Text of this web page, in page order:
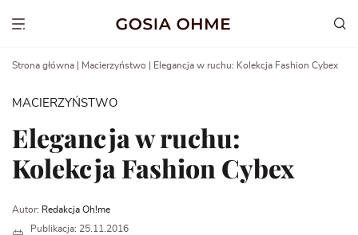
Show menu
Strona główna Macierzyństwo Elegancja w ruchu: Kolekcja Fashion Cybex
MACIERZYŃSTWO
Elegancja w ruchu:
Kolekcja Fashion Cybex
Autor: Redakcja Oh!me
Publikacja: 25.11.2016